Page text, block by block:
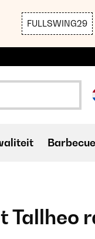
FULLSWING29
Tallheo